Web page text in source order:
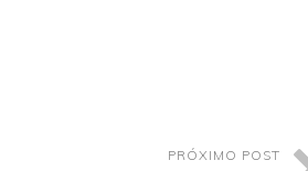
PRÓXIMO POST